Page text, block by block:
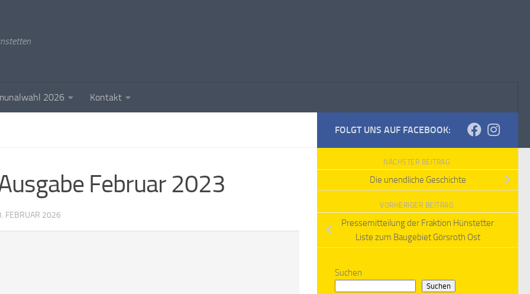
2026 Kontakt
Februar 2023
FEBRUAR 2026
FOLGT UNS AUF FACEBOOK:
NÄCHSTER BEITRAG
Die unendliche Geschichte
VORHERIGER BEITRAG
Pressemitteilung der Fraktion Hünstetter
Liste zum Baugebiet Görsroth Ost
Suchen
Suchen